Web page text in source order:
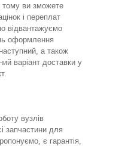
тому ви зможете
і переплат
відвантажуємо
оформлення
а також
варіант доставки у
вузлів
запчастини для
є гарантія,